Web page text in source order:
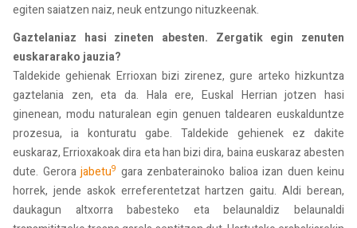
egiten saiatzen naiz, neuk entzungo nituzkeenak.
Gaztelaniaz hasi zineten abesten. Zergatik egin zenuten
euskararako jauzia?
Taldekide gehienak Errioxan bizi zirenez, gure arteko hizkuntza
gaztelania zen, eta da. Hala ere, Euskal Herrian jotzen hasi
ginenean, modu naturalean egin genuen taldearen euskalduntze
prozesua, ia konturatu gabe. Taldekide gehienek ez dakite
euskaraz, Errioxakoak dira eta han bizi dira, baina euskaraz abesten
dute. Gerorajabetu9 gara zenbaterainoko balioa izan duen keinu
horrek, jende askok erreferentetzat hartzen gaitu. Aldi berean,
daukagun altxorra babesteko eta belaunaldiz belaunaldi